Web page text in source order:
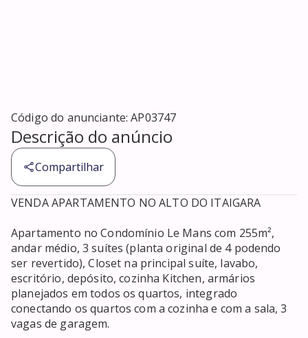
Código do anunciante:AP03747
Descrição do anúncio
Compartilhar
VENDA APARTAMENTO NO ALTO DO ITAIGARA
Apartamento no Condomínio Le Mans com 255m²,
andar médio, 3 suítes (planta original de 4 podendo
ser revertido), Closet na principal suíte, lavabo,
escritório, depósito, cozinha Kitchen, armários
planejados em todos os quartos, integrado
conectando os quartos com a cozinha e com a sala, 3
vagas de garagem.